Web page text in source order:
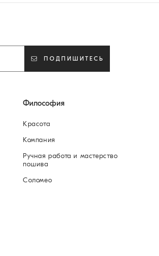
ПОДПИШИТЕСЬ
Философия
Красота
Компания
Ручная работа и мастерство
пошива
Соломео